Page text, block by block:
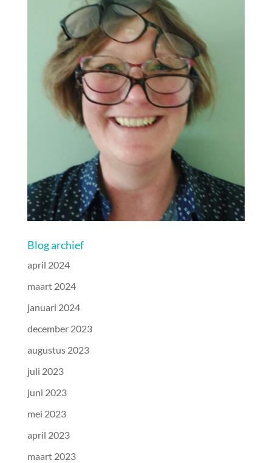
Blog archief
april 2024
maart 2024
januari 2024
december 2023
augustus 2023
juli 2023
juni 2023
mei 2023
april 2023
maart 2023